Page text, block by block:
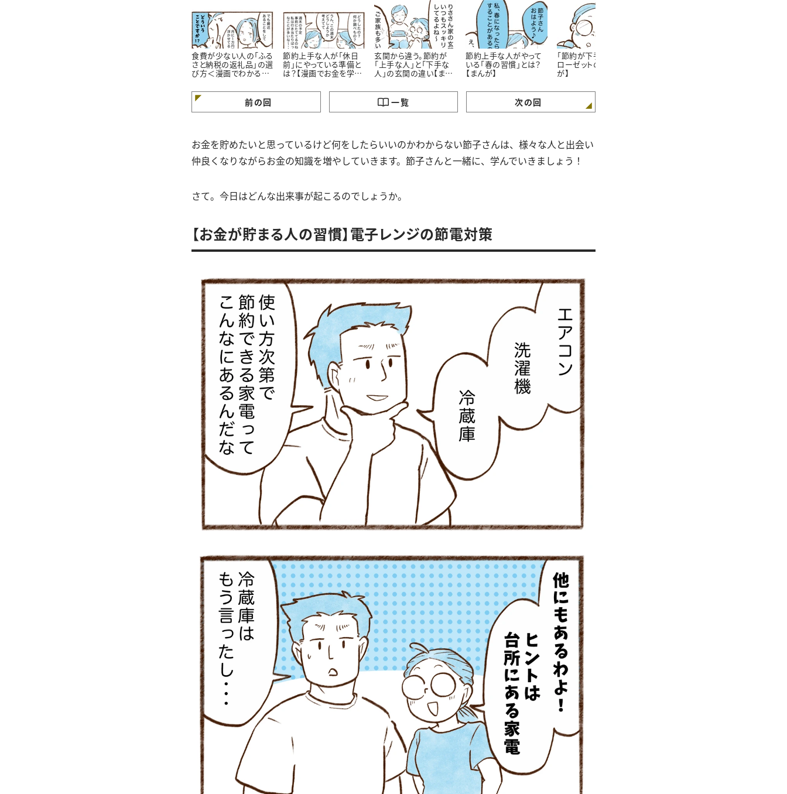
食費が少ない人の「ふる
さと納税の返礼品」の選
び方＜漫画でわかるお
節約上手な人が「休日
前」にやっている準備と
は？【漫画でお金を学
玄関から違う。節約が
「上手な人」と「下手な
人」の玄関の違い【まん
節約上手な人がやって
いる「春の習慣」とは？
【まんが】
「節約が下手な人」のク
ローゼットの特徴【まん
が】
前の回 一覧 次の回
お金を貯めたいと思っているけど何をしたらいいのかわからない節子さんは、様々な人と出会い
仲良くなりながらお金の知識を増やしていきます。節子さんと一緒に、学んでいきましょう！
さて。今日はどんな出来事が起こるのでしょうか。
【お金が貯まる人の習慣】電子レンジの節電対策